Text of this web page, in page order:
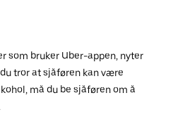
som bruker Uber-appen, nyter
tror at sjåføren kan være
må du be sjåføren om å